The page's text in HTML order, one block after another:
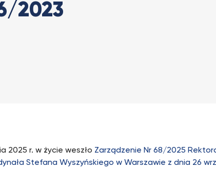
2023
2025 r. w życie weszło Zarządzenie Nr 68/2025
Stefana Wyszyńskiego w Warszawie z dnia 26